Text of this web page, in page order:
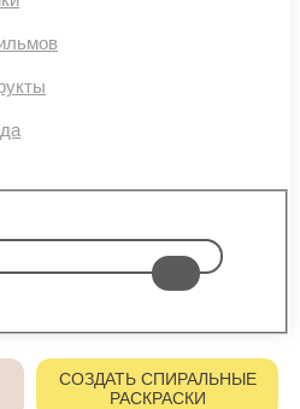
СОЗДАТЬ СПИРАЛЬНЫЕ
РАСКРАСКИ